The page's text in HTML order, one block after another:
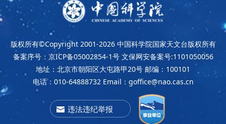
版权所有©Copyright 2001-2026 中国科学院国家天文台版权所有
备案序号：京ICP备05002854-1号 文保网安备案号:1101050056
地址：北京市朝阳区大屯路甲20号 邮编：100101
电话：010-64888732 Email：goffice@nao.cas.cn
违法违纪举报